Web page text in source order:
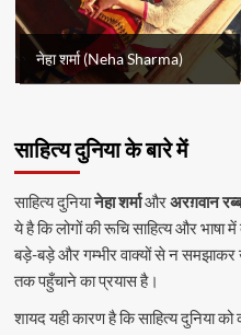
नेहा शर्मा (Neha Sharma)
साहित्य दुनिया के बारे में
साहित्य दुनियानेहा शर्माऔरअरग़वान
ये है कि लोगों की रूचि साहित्य और भाषा
बड़े-बड़े और गम्भीर वाक्यों से न
तक पहुँचाने का प्रयास है।
शायद यही कारण है कि साहित्य दुनिया